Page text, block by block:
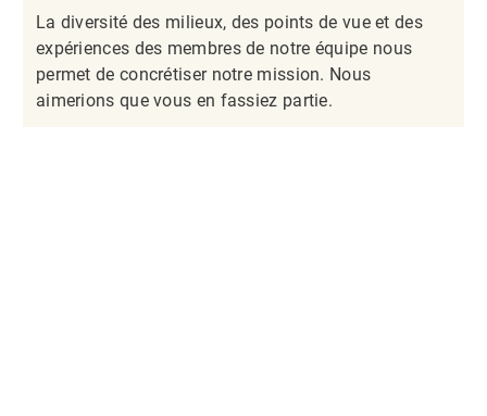
La diversité des milieux, des points de vue et des
expériences des membres de notre équipe nous
permet de concrétiser notre mission. Nous
aimerions que vous en fassiez partie.​​​​​​​